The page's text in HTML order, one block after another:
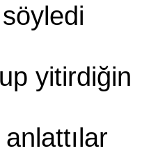
yitirdiğin